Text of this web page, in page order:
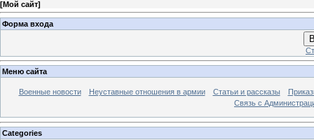
[Мой сайт]
Форма входа
Меню сайта
Военные новости Неуставные отношения в армии Статьи и рассказы
Связь с
Categories